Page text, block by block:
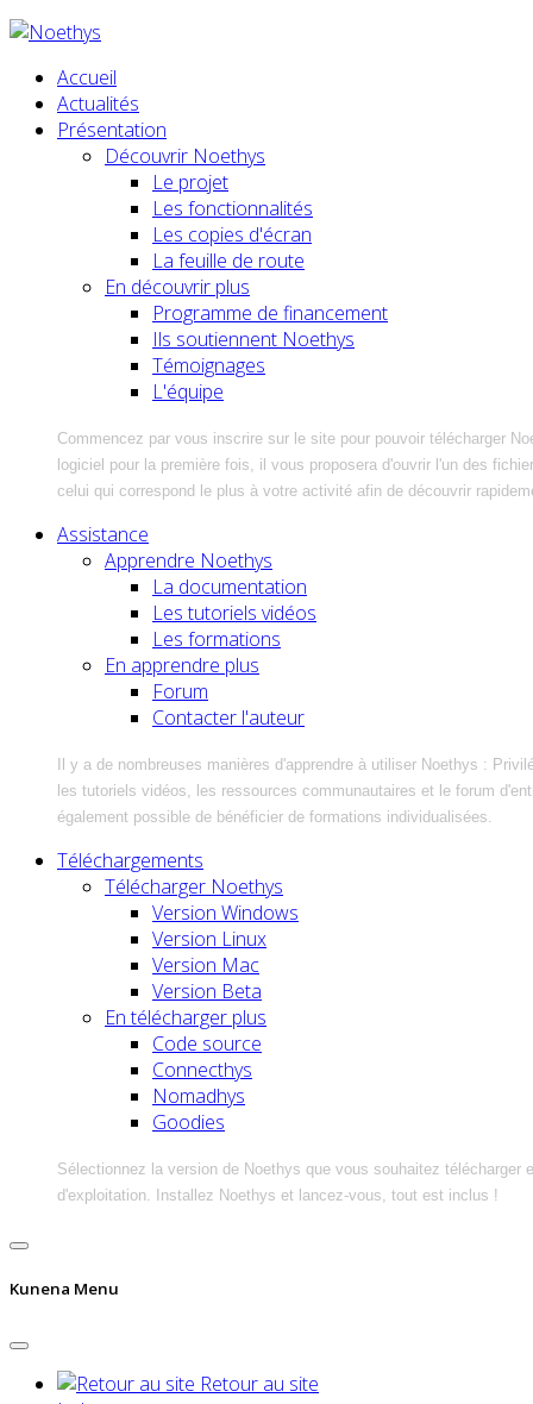
Accueil
Actualités
Présentation
Découvrir Noethys
Le projet
Les fonctionnalités
Les copies d'écran
La feuille de route
En découvrir plus
Programme de financement
Ils soutiennent Noethys
Témoignages
L'équipe
Commencez par vous inscrire sur le site pour pouvoir télécharger
logiciel pour la première fois, il vous proposera d'ouvrir l'un des
celui qui correspond le plus à votre activité afin de découvrir
Assistance
Apprendre Noethys
La documentation
Les tutoriels vidéos
Les formations
En apprendre plus
Forum
Contacter l'auteur
Il y a de nombreuses manières d'apprendre à utiliser Noethys :
les tutoriels vidéos, les ressources communautaires et le forum
également possible de bénéficier de formations individualisées.
Téléchargements
Télécharger Noethys
Version Windows
Version Linux
Version Mac
Version Beta
En télécharger plus
Code source
Connecthys
Nomadhys
Goodies
Sélectionnez la version de Noethys que vous souhaitez télécharger
d'exploitation. Installez Noethys et lancez-vous, tout est inclus !
Kunena Menu
Retour au site